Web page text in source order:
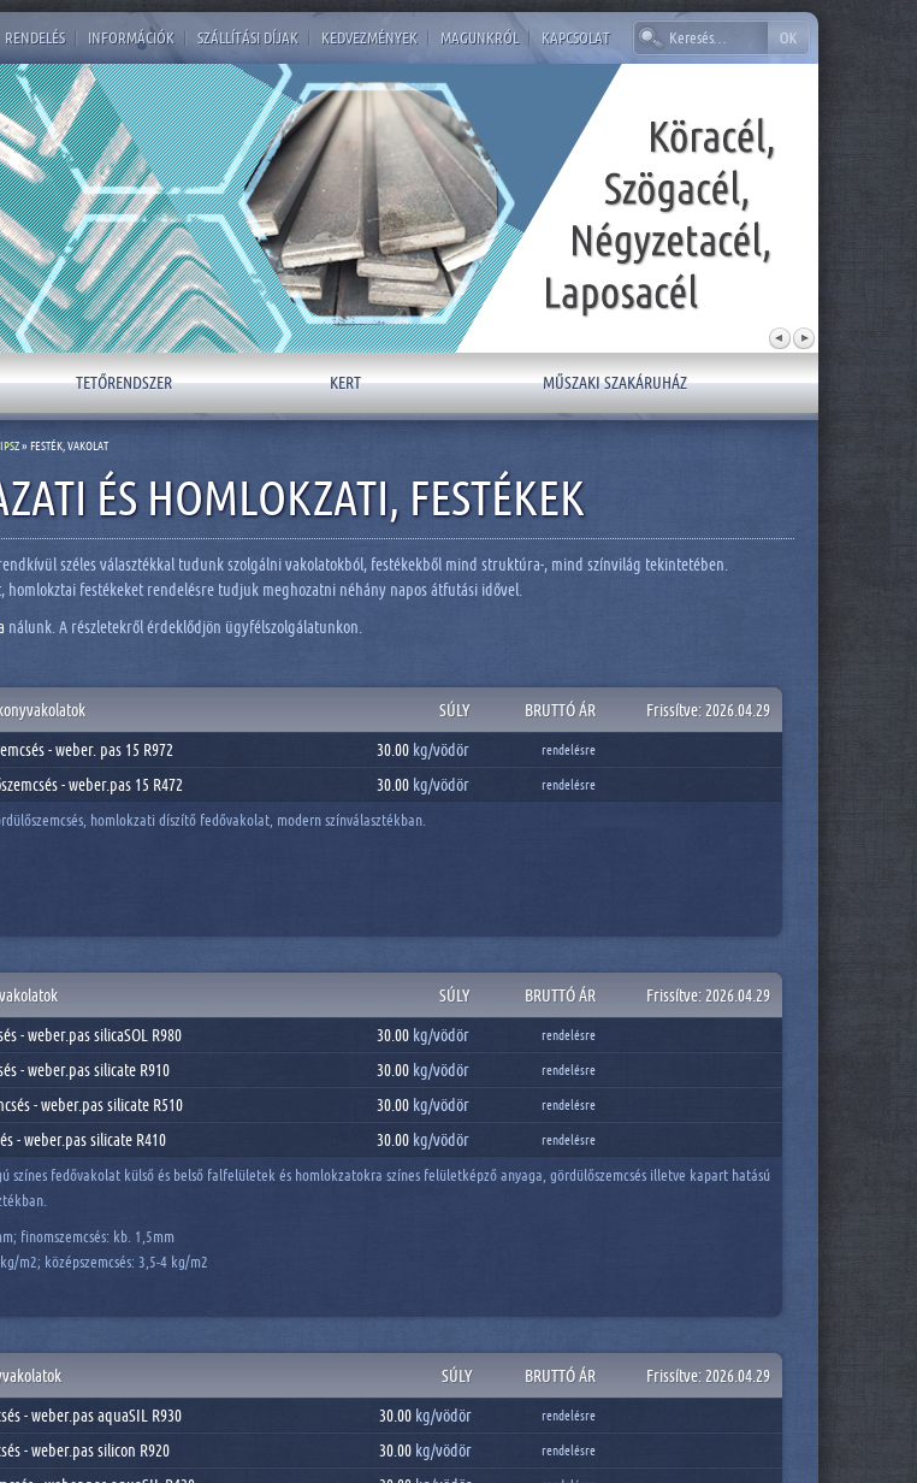
RENDELÉS INFORMÁCIÓK SZÁLLÍTÁSI DÍJAK KEDVEZMÉNYEK MAGUNKRÓL KAPCSOLAT
TETŐRENDSZER KERT MŰSZAKI SZAKÁRUHÁZ
ÉS HOMLOKZATI, FESTÉKEK
széles választékkal tudunk szolgálni vakolatokból, festékekből mind struktúra-, mind színvilág tekintetében.
homlokztai festékeket rendelésre tudjuk meghozatni néhány napos átfutási idővel.
nálunk. A részletekről érdeklődjön ügyfélszolgálatunkon.
SÚLY BRUTTÓ ÁR Frissítve: 2026.04.29
- weber. pas 15 R972 30.00 kg/vödör rendelésre
- weber.pas 15 R472 30.00 kg/vödör rendelésre
homlokzati díszítő fedővakolat, modern színválasztékban.
SÚLY BRUTTÓ ÁR Frissítve: 2026.04.29
- weber.pas silicaSOL R980 30.00 kg/vödör rendelésre
- weber.pas silicate R910 30.00 kg/vödör rendelésre
- weber.pas silicate R510 30.00 kg/vödör rendelésre
- weber.pas silicate R410 30.00 kg/vödör rendelésre
színes fedővakolat külső és belső falfelületek és homlokzatokra színes felületképző anyaga, gördülőszemcsés illetve kapart hatású
finomszemcsés: kb. 1,5mm
m2; középszemcsés: 3,5-4 kg/m2
SÚLY BRUTTÓ ÁR Frissítve: 2026.04.29
- weber.pas aquaSIL R930 30.00 kg/vödör rendelésre
- weber.pas silicon R920 30.00 kg/vödör rendelésre
» FESTÉK, VAKOLAT